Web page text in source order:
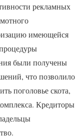
рекламных
имеющейся
были получены
что позволило
поголовье скота,
Кредиторы